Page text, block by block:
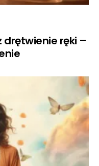
drętwienie ręki –